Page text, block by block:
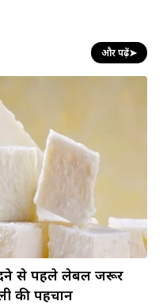
और पढ़ें➤
से पहले लेबल जरूर
की पहचान